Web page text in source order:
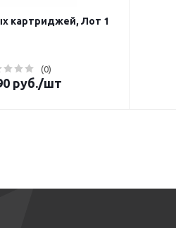
картриджей, Лот 1
(0)
руб./шт